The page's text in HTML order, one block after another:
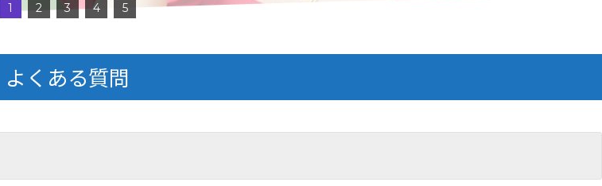
1 2 3 4 5
よくある質問